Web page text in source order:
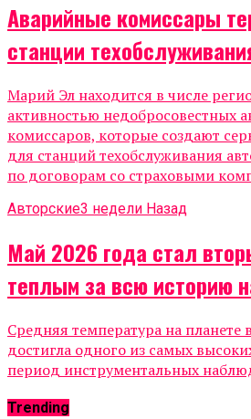
Аварийные комиссары
станции
Марий Эл находится в числе
активностью недобросовестных
комиссаров, которые создают
для станций техобслуживания
по договорам со страховыми
Авторские3 недели Назад
Май 2026 года стал
теплым за всю историю
Средняя температура на планете
достигла одного из самых
период инструментальных
Trending